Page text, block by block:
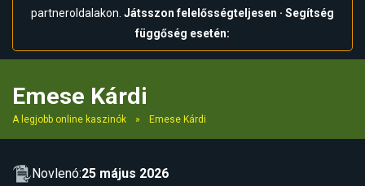
partneroldalakon. Játsszon felelősségteljesen · Segítség
függőség esetén:
Emese Kárdi
A legjobb online kaszinók » Emese Kárdi
Novlenó:25 május 2026